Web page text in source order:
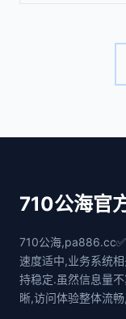
710公海官
710公海
速度适中,业务系统
持稳定.虽然信息量
晰,访问体验整体流